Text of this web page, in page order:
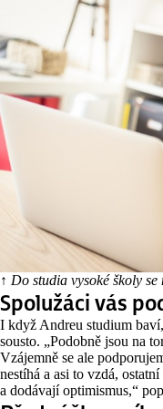
↑ Do studia vysoké školy
Spolužáci vás
I když Andreu studium
sousto. „Podobně jsou na
Vzájemně se ale
nestíhá a asi to vzdá,
a dodávají optimismus,“